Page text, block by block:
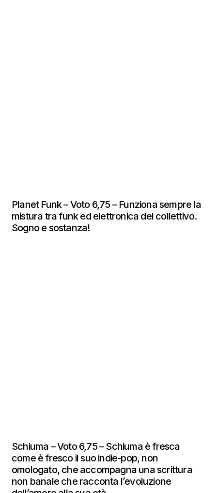
Planet Funk – Voto 6,75 – Funziona sempre la
mistura tra funk ed elettronica del collettivo.
Sogno e sostanza!
Schiuma – Voto 6,75 – Schiuma è fresca
come è fresco il suo indie-pop, non
omologato, che accompagna una scrittura
non banale che racconta l’evoluzione